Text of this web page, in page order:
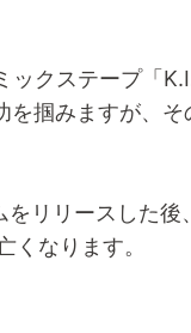
クステープ「
を掴みますが、
リリースした
くなります。